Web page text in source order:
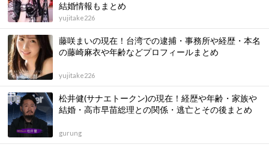
結婚情報もまとめ
yujitake226
藤咲まいの現在！台湾での逮捕・事務所や経歴・本名
の藤崎麻衣や年齢などプロフィールまとめ
yujitake226
松井健(サナエトークン)の現在！経歴や年齢・家族や
結婚・高市早苗総理との関係・逃亡とその後まとめ
gurung